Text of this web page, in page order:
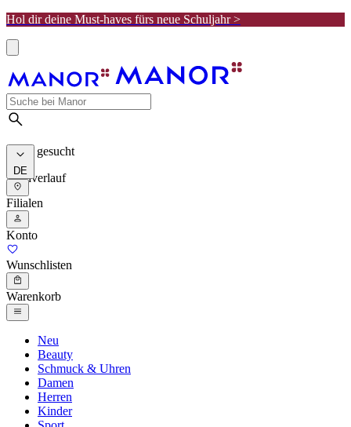
Hol dir deine Must-haves fürs neue Schuljahr >
Meist gesucht
Suchverlauf
DE
Filialen
Konto
Wunschlisten
Warenkorb
Neu
Beauty
Schmuck & Uhren
Damen
Herren
Kinder